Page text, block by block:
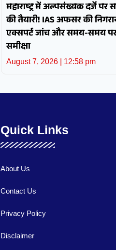
महाराष्ट्र में अल्पसंख्यक दर्जे पर
की तैयारी! IAS अफसर की
एक्सपर्ट जांच और समय-समय पर
समीक्षा
August 7, 2026 12:58 pm
Quick Links
About Us
Contact Us
Privacy Policy
Disclaimer